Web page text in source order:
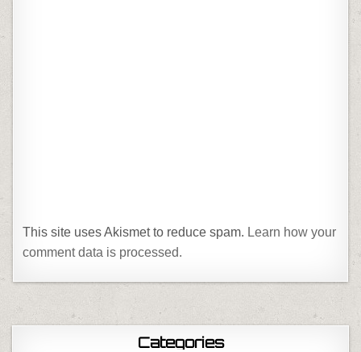
This site uses Akismet to reduce spam. Learn how your
comment data is processed.
Categories